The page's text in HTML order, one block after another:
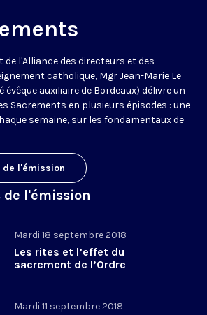
de l'Alliance des directeurs et des
catholique, Mgr Jean-Marie Le
évêque auxiliaire de Bordeaux) délivre un
Sacrements en plusieurs épisodes : une
semaine, sur les fondamentaux de
l'émission
l'émission
Mardi 18 septembre 2018
Les rites et l’effet du
sacrement de l’Ordre
Mardi 11 septembre 2018